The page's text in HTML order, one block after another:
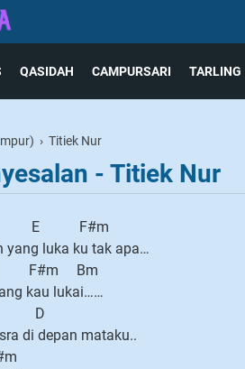
QASIDAH CAMPURSARI TARLING
› Titiek Nur
- Titiek Nur
F#m
yang luka ku tak apa…
Bm
kau lukai……
D
di depan mataku..